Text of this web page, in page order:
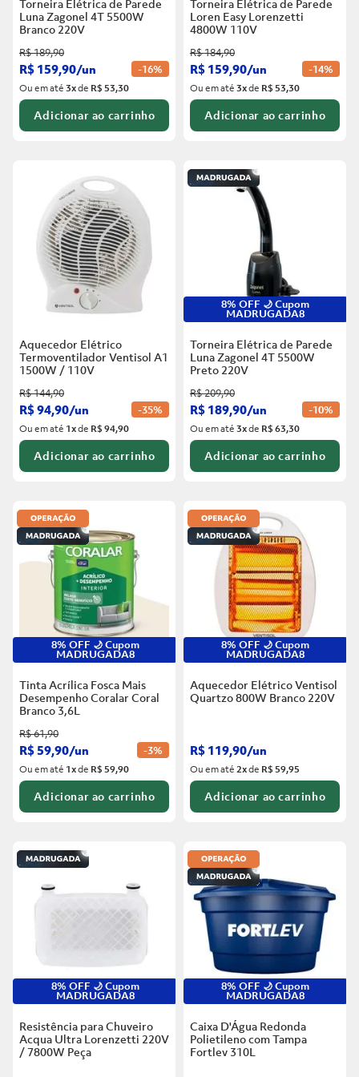
Torneira Elétrica de Parede
Luna Zagonel 4T 5500W
Branco 220V
R$189,90
R$ 159,90/un -16%
Ou em até3xde R$ 53,30
Adicionar ao carrinho
Torneira Elétrica de Parede
Loren Easy Lorenzetti
4800W 110V
R$184,90
R$ 159,90/un -14%
Ou em até3xde R$ 53,30
Adicionar ao carrinho
Aquecedor Elétrico
Termoventilador Ventisol A1
1500W / 110V
R$144,90
R$94,90/un -35%
Ou em até 1xde R$ 94,90
Adicionar ao carrinho
8% OFF 🌙 Cupom
MADRUGADA8
Torneira Elétrica de Parede
Luna Zagonel 4T 5500W
Preto 220V
R$209,90
R$ 189,90/un -10%
Ou em até3xde R$ 63,30
Adicionar ao carrinho
8% OFF 🌙 Cupom
MADRUGADA8
Tinta Acrílica Fosca Mais
Desempenho Coralar Coral
Branco 3,6L
R$61,90
R$59,90/un -3%
Ou em até 1xde R$ 59,90
Adicionar ao carrinho
8% OFF 🌙 Cupom
MADRUGADA8
Aquecedor Elétrico Ventisol
Quartzo 800W Branco 220V
R$ 119,90/un
Ou em até2xde R$ 59,95
Adicionar ao carrinho
8% OFF 🌙 Cupom
MADRUGADA8
Resistência para Chuveiro
Acqua Ultra Lorenzetti 220V
/ 7800W Peça
8% OFF 🌙 Cupom
MADRUGADA8
Caixa D'Água Redonda
Polietileno com Tampa
Fortlev 310L